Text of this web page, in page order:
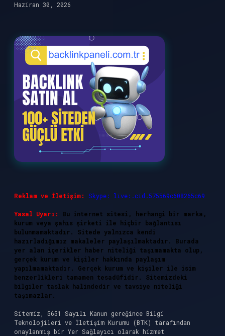
Haziran 30, 2026
Reklam ve İletişim: Skype: live:.cid.575569c608265c69
Yasal Uyarı:
Bu internet sitesi, herhangi bir marka,
kurum veya şahıs şirketi ile hiçbir bağlantısı
bulunmamaktadır. Sitede yalnızca kendi
hazırladığımız makaleler paylaşılmaktadır. Burada
yer alan içerikler haber niteliği taşımamakta olup,
gerçek kurum ve kişiler hakkında paylaşım
yapılmamaktadır. Gerçek kurum ve kişiler ile isim
benzerlikleri tamamen tesadüfidir. Sitemizdeki
bilgiler taslak halindedir ve tavsiye niteliği
taşımazlar.
Sitemiz, 5651 Sayılı Kanun gereğince Bilgi
Teknolojileri ve İletişim Kurumu (BTK) tarafından
onaylanmış bir Yer Sağlayıcı olarak hizmet